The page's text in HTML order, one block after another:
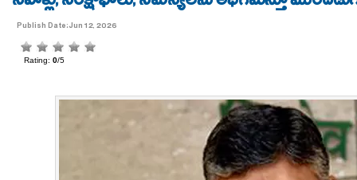
Publish Date:Jun 12, 2026